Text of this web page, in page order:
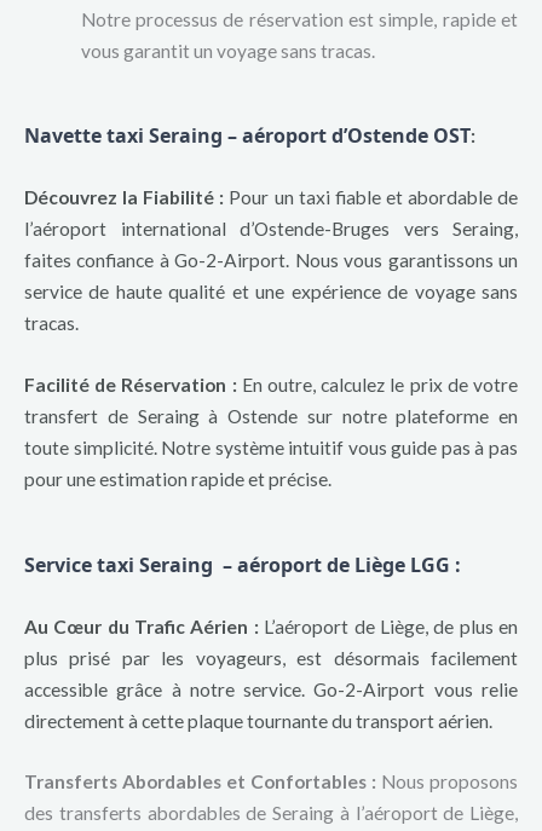
Notre processus de réservation est simple, rapide et
vous garantit un voyage sans tracas.
Navette taxi Seraing – aéroport d’Ostende OST:
Découvrez la Fiabilité : Pour un taxi fiable et abordable de
l’aéroport international d’Ostende-Bruges vers Seraing,
faites confiance à Go-2-Airport. Nous vous garantissons un
service de haute qualité et une expérience de voyage sans
tracas.
Facilité de Réservation : En outre, calculez le prix de votre
transfert de Seraing à Ostende sur notre plateforme en
toute simplicité. Notre système intuitif vous guide pas à pas
pour une estimation rapide et précise.
Service taxi Seraing – aéroport de Liège LGG :
Au Cœur du Trafic Aérien : L’aéroport de Liège, de plus en
plus prisé par les voyageurs, est désormais facilement
accessible grâce à notre service. Go-2-Airport vous relie
directement à cette plaque tournante du transport aérien.
Transferts Abordables et Confortables : Nous proposons
des transferts abordables de Seraing à l’aéroport de Liège,